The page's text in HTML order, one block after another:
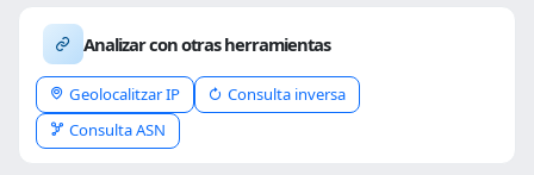
Analizar con otras herramientas
Geolocalitzar IP
Consulta inversa
Consulta ASN